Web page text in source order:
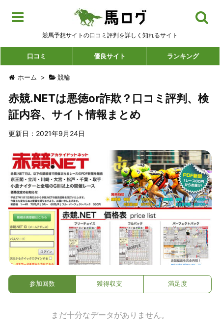
競馬予想サイトの口コミ評判を詳しく知れるサイト
口コミ 優良サイト ランキング
ホーム > 競輪
赤競.NETは悪徳or詐欺？口コミ評判、検
証内容、サイト情報まとめ
更新日：2021年9月24日
参加回数 獲得収支 満足度
まだ十分なデータがありません。